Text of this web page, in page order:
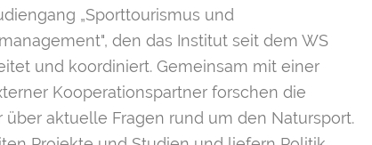
„Sporttourismus und
den das Institut seit dem WS
und koordiniert. Gemeinsam mit einer
Kooperationspartner forschen die
über aktuelle Fragen rund um den Natursport.